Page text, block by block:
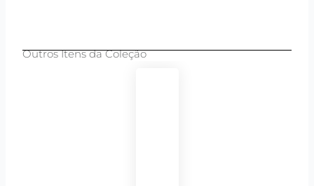
Outros Itens da Coleção